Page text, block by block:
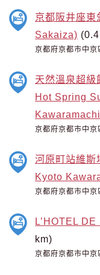
京都阪井座
Sakaiza)
京都府京都市中京
天然溫泉超
Hot Spring
京都府京都市中京
河原町站維
Kyoto
京都府京都市中
L’HOTEL
km)
京都府京都市中京